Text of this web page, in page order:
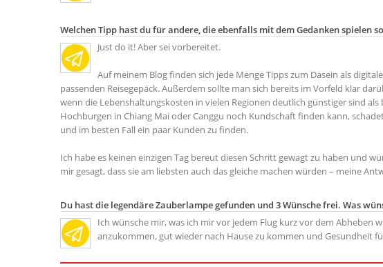
Welchen Tipp hast du für andere, die ebenfalls mit dem Gedanken spielen
Just do it! Aber sei vorbereitet.
Auf meinem Blog finden sich jede Menge Tipps zum Dasein als
passenden Reisegepäck. Außerdem sollte man sich bereits im Vorfeld klar
wenn die Lebenshaltungskosten in vielen Regionen deutlich günstiger sind
Hochburgen in Chiang Mai oder Canggu noch Kundschaft finden kann,
und im besten Fall ein paar Kunden zu finden.
Ich habe es keinen einzigen Tag bereut diesen Schritt gewagt zu haben und
mir gesagt, dass sie am liebsten auch das gleiche machen würden – meine
Du hast die legendäre Zauberlampe gefunden und 3 Wünsche frei. Was
Ich wünsche mir, was ich mir vor jedem Flug kurz vor dem Abheben
anzukommen, gut wieder nach Hause zu kommen und Gesundheit